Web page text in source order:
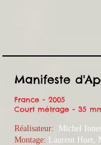
Manifeste
Réalisateur: Michel
Montage: Laurent Huet,
France - 2005
Court métrage - 35